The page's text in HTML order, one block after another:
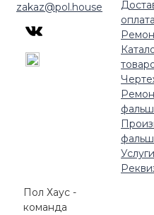
zakaz@pol.house
оплата
Услуги
Пол Хаус -
команда